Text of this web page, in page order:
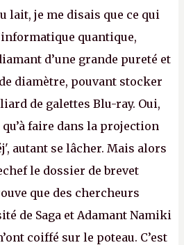
lait, je me disais que ce qui
quantique,
d’une grande pureté et
diamètre, pouvant stocker
de galettes Blu-ray. Oui,
faire dans la projection
autant se lâcher. Mais alors
le dossier de brevet
que des chercheurs
de Saga et Adamant Namiki
coiffé sur le poteau. C’est